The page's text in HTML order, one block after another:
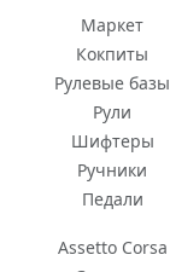
Маркет
Кокпиты
Рулевые базы
Рули
Шифтеры
Ручники
Педали
Assetto Corsa